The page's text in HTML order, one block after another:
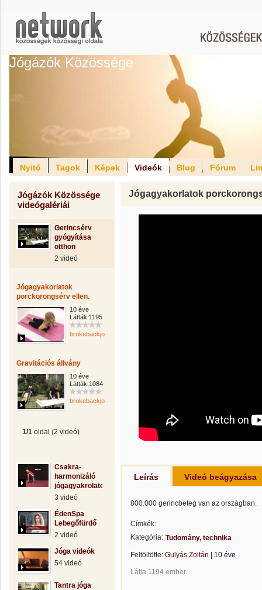
Jógázók Közössége
Nyitó Tagok Képek Videók Blog Fórum
Jógázók Közössége
videógalériái
Gerincsérv
gyógyítása
otthon
2 videó
Jógagyakorlatok
porckorongsérv ellen.
10 éve
Látták:1195
brokebackjonatan
Gravitációs állvány
10 éve
Látták:1084
brokebackjonatan
1/1 oldal (2 videó)
Csakra-
harmonizáló
jógagyakrolatok
3 videó
ÉdenSpa
Lebegőfürdő
2 videó
Jóga videók
54 videó
Tantra jóga
Jógagyakorlatok
Leírás Videó beágyazása
800.000 gerincbeteg van az országban.
Címkék:
Kategória: Tudomány, technika
Feltöltötte: Gulyás Zoltán 10 éve
Látta 1194 ember.